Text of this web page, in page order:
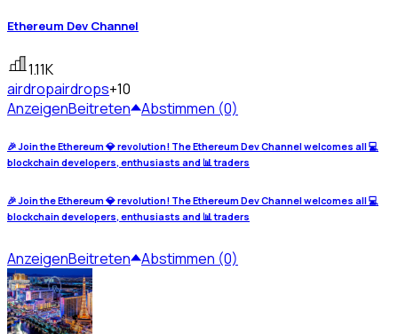
Ethereum Dev Channel
1.11K
airdropairdrops+10
AnzeigenBeitreten Abstimmen (0)
🎉 Join the Ethereum 💎 revolution! The Ethereum Dev Channel welcomes all 💻
blockchain developers, enthusiasts and 📊 traders
🎉 Join the Ethereum 💎 revolution! The Ethereum Dev Channel welcomes all 💻
blockchain developers, enthusiasts and 📊 traders
AnzeigenBeitreten Abstimmen (0)